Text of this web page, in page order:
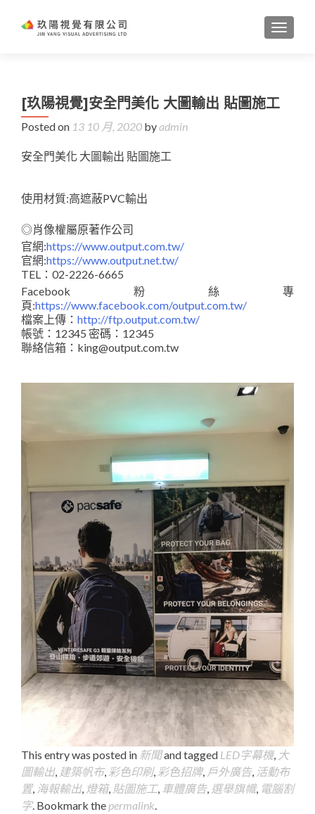
[玖陽視覺]安全門美化 大圖輸出 貼圖施工
Posted on 13 10 月, 2020 byadmin
安全門美化 大圖輸出 貼圖施工
使用材質:高遮蔽PVC輸出
◎肖像權屬原著作公司
官網:https://www.output.com.tw/
官網:https://www.output.net.tw/
TEL：02-2226-6665
Facebook粉絲專
頁:https://www.facebook.com/output.com.tw/
檔案上傳： http://ftp.output.com.tw/
帳號：12345 密碼：12345
聯絡信箱：king@output.com.tw
This entry was posted in 新聞and tagged LED字幕機, 大
圖輸出, 建築帆布, 彩色印刷, 彩色招牌, 戶外廣告, 活動布
置, 海報輸出, 燈箱, 貼圖施工, 車體廣告, 選舉旗幟, 電腦割
字. Bookmark the permalink.